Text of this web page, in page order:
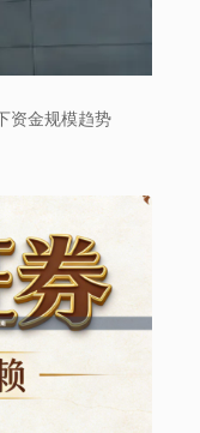
资金规模趋势